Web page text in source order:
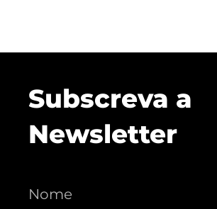
Subscreva a
Newsletter